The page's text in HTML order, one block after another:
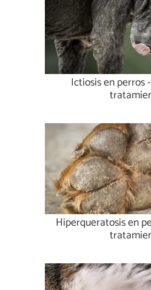
Ictiosis en perros
Hiperqueratosis en